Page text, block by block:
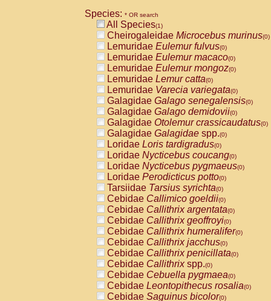
Species: * OR search
All Species(1)
Cheirogaleidae Microcebus murinus(0)
Lemuridae Eulemur fulvus(0)
Lemuridae Eulemur macaco(0)
Lemuridae Eulemur mongoz(0)
Lemuridae Lemur catta(0)
Lemuridae Varecia variegata(0)
Galagidae Galago senegalensis(0)
Galagidae Galago demidovii(0)
Galagidae Otolemur crassicaudatus(0)
Galagidae Galagidae spp.(0)
Loridae Loris tardigradus(0)
Loridae Nycticebus coucang(0)
Loridae Nycticebus pygmaeus(0)
Loridae Perodicticus potto(0)
Tarsiidae Tarsius syrichta(0)
Cebidae Callimico goeldii(0)
Cebidae Callithrix argentata(0)
Cebidae Callithrix geoffroyi(0)
Cebidae Callithrix humeralifer(0)
Cebidae Callithrix jacchus(0)
Cebidae Callithrix penicillata(0)
Cebidae Callithrixspp.(0)
Cebidae Cebuella pygmaea(0)
Cebidae Leontopithecus rosalia(0)
Cebidae Saguinus bicolor(0)